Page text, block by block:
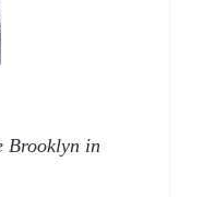
Brooklyn in